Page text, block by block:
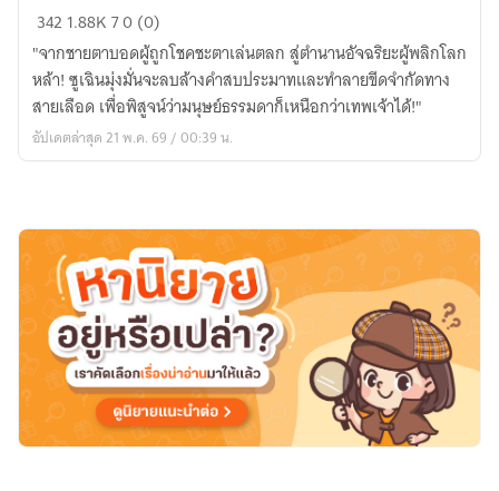
บัลลังก์
โลหิต
ต้น
กำเนิด
[นิยาย
342 1.88K70 (0)
"จากชายตาบอดผู้ถูกโชคชะตาเล่นตลก สู่ตำนานอัจฉริยะผู้พลิกโลก
หล้า! ซูเฉินมุ่งมั่นจะลบล้างคำสบประมาทและทำลายขีดจำกัดทาง
สายเลือด เพื่อพิสูจน์ว่ามนุษย์ธรรมดาก็เหนือกว่าเทพเจ้าได้!"
อัปเดตล่าสุด 21 พ.ค. 69 / 00:39 น.